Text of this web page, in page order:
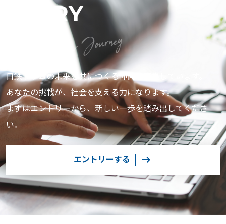
エントリーする arrow_right_alt
ENTRY
日鉄ドラムの未来を共につくる仲間を募集しています。
あなたの挑戦が、社会を支える力になります。
まずはエントリーから、新しい一歩を踏み出してくださ
い。